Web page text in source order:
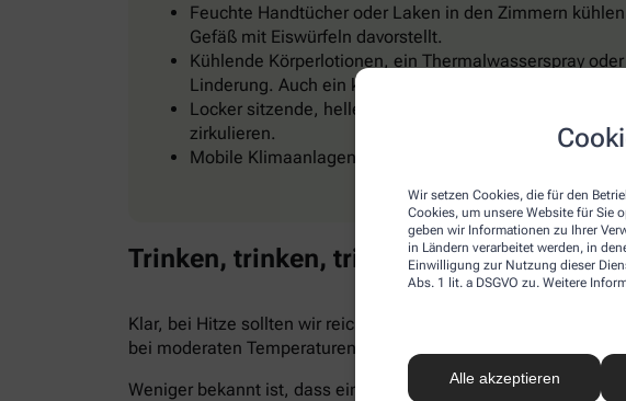
Wir setzen Cookies, die für den
Cookies, um unsere Website für Sie
geben wir Informationen zu Ihrer
in Ländern verarbeitet werden, in
Einwilligung zur Nutzung dieser
Abs. 1 lit. a DSGVO zu. Weitere
Alle akzeptieren
Feuchte Handtücher oder Laken in den Zimmern
Gefäß mit Eiswürfeln davorstellt.
Kühlende Körperlotionen, ein Thermalwasserspray
Linderung. Auch ein kühles Fußbad oder feuchte
Locker sitzende, helle Kleidung, zum Beispiel aus
zirkulieren.
Mobile Klimaanlagen gibt es im Baumarkt schon für
Trinken, trinken, trinken!
Klar, bei Hitze sollten wir reichlich trinken, um den
bei moderaten Temperaturen. Trinken wir zu wenig, sind
Weniger bekannt ist, dass ein Flüssigkeitsmangel auch